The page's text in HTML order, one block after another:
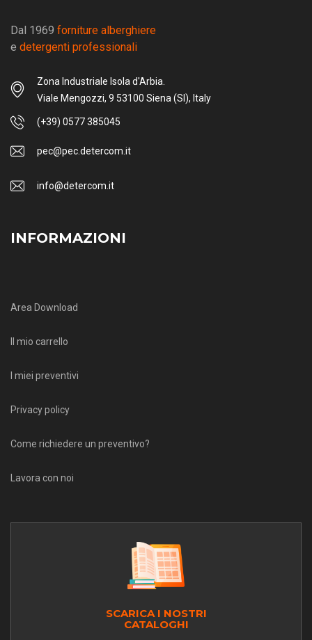
Dal 1969 forniture alberghiere
e detergenti professionali
Zona Industriale Isola d'Arbia.
Viale Mengozzi, 9 53100 Siena (SI), Italy
(+39) 0577 385045
pec@pec.detercom.it
info@detercom.it
INFORMAZIONI
Area Download
Il mio carrello
I miei preventivi
Privacy policy
Come richiedere un preventivo?
Lavora con noi
SCARICA I NOSTRI
CATALOGHI